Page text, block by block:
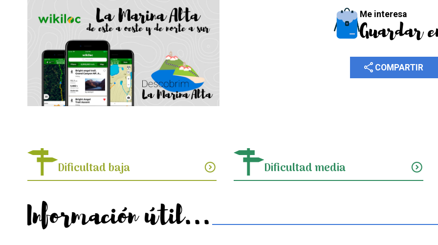
Me interesa
Guardar
share COMPARTIR
Dificultad baja expand_circle_down Dificultad media expand_circle_down
Información útil...